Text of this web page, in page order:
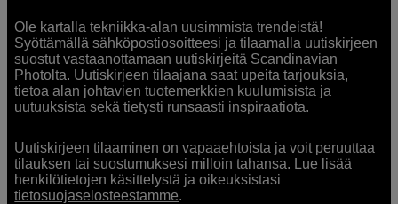
Ole kartalla tekniikka-alan uusimmista trendeistä!
Syöttämällä sähköpostiosoitteesi ja tilaamalla uutiskirjeen
suostut vastaanottamaan uutiskirjeitä Scandinavian
Photolta. Uutiskirjeen tilaajana saat upeita tarjouksia,
tietoa alan johtavien tuotemerkkien kuulumisista ja
uutuuksista sekä tietysti runsaasti inspiraatiota.
Uutiskirjeen tilaaminen on vapaaehtoista ja voit peruuttaa
tilauksen tai suostumuksesi milloin tahansa. Lue lisää
henkilötietojen käsittelystä ja oikeuksistasi
tietosuojaselosteestamme.